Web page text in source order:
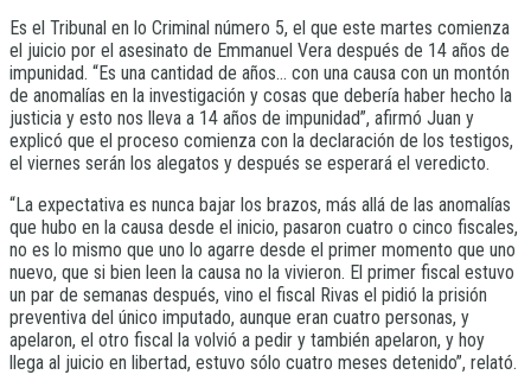
Es el Tribunal en lo Criminal número 5, el que este martes comienza
el juicio por el asesinato de Emmanuel Vera después de 14 años de
impunidad. “Es una cantidad de años… con una causa con un montón
de anomalías en la investigación y cosas que debería haber hecho la
justicia y esto nos lleva a 14 años de impunidad”, afirmó Juan y
explicó que el proceso comienza con la declaración de los testigos,
el viernes serán los alegatos y después se esperará el veredicto.
“La expectativa es nunca bajar los brazos, más allá de las anomalías
que hubo en la causa desde el inicio, pasaron cuatro o cinco fiscales,
no es lo mismo que uno lo agarre desde el primer momento que uno
nuevo, que si bien leen la causa no la vivieron. El primer fiscal estuvo
un par de semanas después, vino el fiscal Rivas el pidió la prisión
preventiva del único imputado, aunque eran cuatro personas, y
apelaron, el otro fiscal la volvió a pedir y también apelaron, y hoy
llega al juicio en libertad, estuvo sólo cuatro meses detenido”, relató.